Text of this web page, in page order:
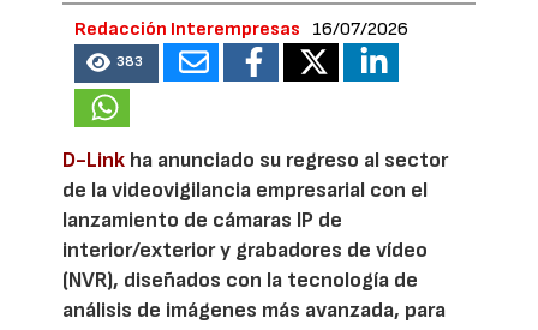
Redacción Interempresas 16/07/2026
383
D-Link ha anunciado su regreso al sector
de la videovigilancia empresarial con el
lanzamiento de cámaras IP de
interior/exterior y grabadores de vídeo
(NVR), diseñados con la tecnología de
análisis de imágenes más avanzada, para